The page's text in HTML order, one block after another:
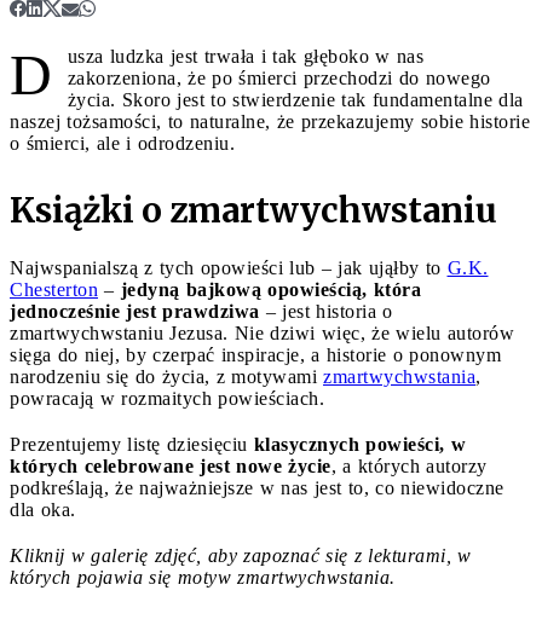
D
usza ludzka jest trwała i tak głęboko w nas
zakorzeniona, że po śmierci przechodzi do nowego
życia. Skoro jest to stwierdzenie tak fundamentalne dla
naszej tożsamości, to naturalne, że przekazujemy sobie historie
o śmierci, ale i odrodzeniu.
Książki o zmartwychwstaniu
Najwspanialszą z tych opowieści lub – jak ująłby to G.K.
Chesterton – jedyną bajkową opowieścią, która
jednocześnie jest prawdziwa – jest historia o
zmartwychwstaniu Jezusa. Nie dziwi więc, że wielu autorów
sięga do niej, by czerpać inspiracje, a historie o ponownym
narodzeniu się do życia, z motywami zmartwychwstania,
powracają w rozmaitych powieściach.
Prezentujemy listę dziesięciu klasycznych powieści, w
których celebrowane jest nowe życie, a których autorzy
podkreślają, że najważniejsze w nas jest to, co niewidoczne
dla oka.
Kliknij w galerię zdjęć, aby zapoznać się z lekturami, w
których pojawia się motyw zmartwychwstania.